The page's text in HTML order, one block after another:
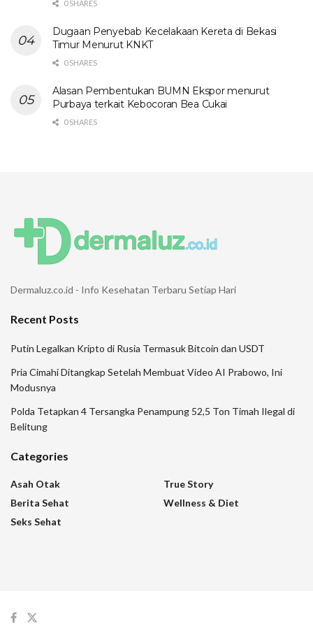
0 SHARES
Dugaan Penyebab Kecelakaan Kereta di Bekasi
Timur Menurut KNKT
0 SHARES
Alasan Pembentukan BUMN Ekspor menurut
Purbaya terkait Kebocoran Bea Cukai
0 SHARES
Dermaluz.co.id - Info Kesehatan Terbaru Setiap Hari
Recent Posts
Putin Legalkan Kripto di Rusia Termasuk Bitcoin dan USDT
Pria Cimahi Ditangkap Setelah Membuat Video AI Prabowo, Ini
Modusnya
Polda Tetapkan 4 Tersangka Penampung 52,5 Ton Timah Ilegal di
Belitung
Categories
Asah Otak
Berita Sehat
Seks Sehat
True Story
Wellness & Diet